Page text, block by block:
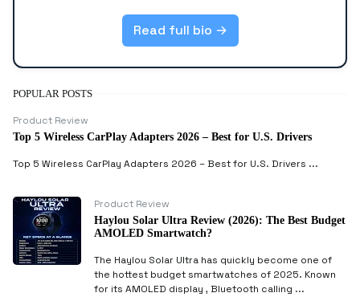
Read full bio →
POPULAR POSTS
Product Review
Top 5 Wireless CarPlay Adapters 2026 – Best for U.S. Drivers
Top 5 Wireless CarPlay Adapters 2026 – Best for U.S. Drivers ...
Product Review
Haylou Solar Ultra Review (2026): The Best Budget
AMOLED Smartwatch?
The Haylou Solar Ultra has quickly become one of
the hottest budget smartwatches of 2025. Known
for its AMOLED display , Bluetooth calling ...